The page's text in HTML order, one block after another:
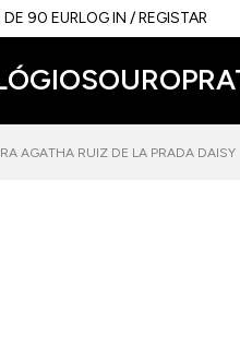
DE 90 EURLOG IN / REGISTAR
OURO
AGATHA RUIZ DE LA PRADA DAISY